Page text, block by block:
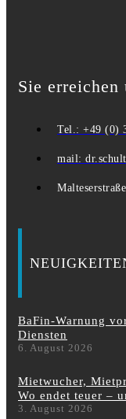
Sie erreichen
Tel.: +49 (0)
mail:
BaFin-Warnung
Diensten
6. August 2026
Mietwucher,
Wo endet teuer –
3. August 2026